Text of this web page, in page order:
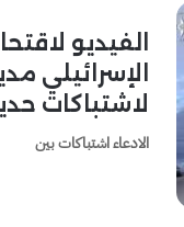
الفيديو
الإسرائيلي
لاشتباكات
الادعاء اشتباكات بين